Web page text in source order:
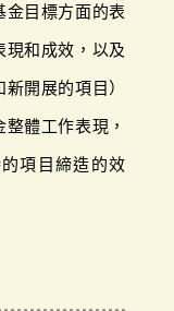
金目標方面的表
現和成效，以及
開展的項目）
體工作表現，
項目締造的效